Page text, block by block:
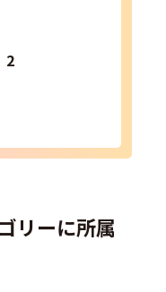
2
リーに所属